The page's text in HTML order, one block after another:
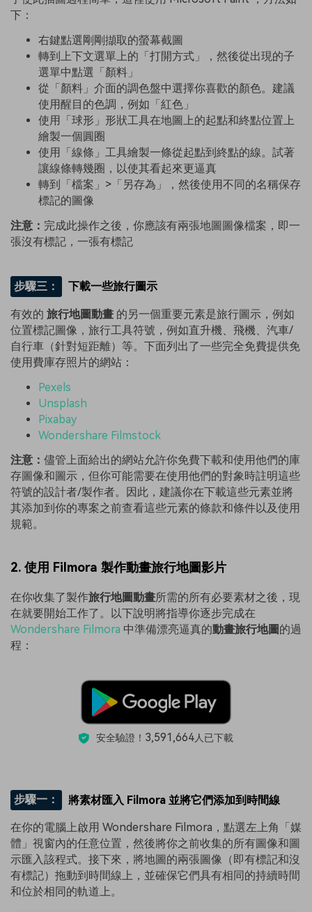
下：
右鍵點選剛剛擷取的螢幕截圖
轉到上下文選單上的「打開方式」，然後從出現的子
選單中點選「顏料」
從「顏料」介面的調色盤中選擇你喜歡的顏色。建議
使用醒目的色調，例如「紅色」
使用「球形」形狀工具在地圖上的起點和終點位置上
繪製一個圓圈
使用「線條」工具繪製一條從起點到終點的線。試著
讓線條轉幾圈，以使其看起來更逼真
轉到「檔案」>「另存為」，然後使用不同的名稱保存
標記的圖像
注意： 完成此操作之後，你應該有兩張地圖圖像檔案，即一
張沒有標記，一張有標記
步驟三： 下載一些旅行圖示
有效的 旅行地圖動畫 的另一個重要元素是旅行圖示，例如
位置標記圖像，旅行工具符號，例如直升機、飛機、汽車/
自行車（針對短距離）等。下面列出了一些完全免費提供免
使用費庫存照片的網站：
Pexels
Unsplash
Pixabay
Wondershare Filmstock
注意： 儘管上面給出的網站允許你免費下載和使用他們的庫
存圖像和圖示，但你可能需要在使用他們的對象時註明這些
符號的設計者/製作者。因此，建議你在下載這些元素並將
其添加到你的專案之前查看這些元素的條款和條件以及使用
規範。
2. 使用 Filmora 製作動畫旅行地圖影片
在你收集了製作旅行地圖動畫所需的所有必要素材之後，現
在就要開始工作了。以下說明將指導你逐步完成在
Wondershare Filmora 中準備漂亮逼真的動畫旅行地圖的過
程：
安全驗證！ 3,591,664人已下載
步驟一： 將素材匯入 Filmora 並將它們添加到時間線
在你的電腦上啟用 Wondershare Filmora，點選左上角「媒
體」視窗內的任意位置，然後將你之前收集的所有圖像和圖
示匯入該程式。接下來，將地圖的兩張圖像（即有標記和沒
有標記）拖動到時間線上，並確保它們具有相同的持續時間
和位於相同的軌道上。